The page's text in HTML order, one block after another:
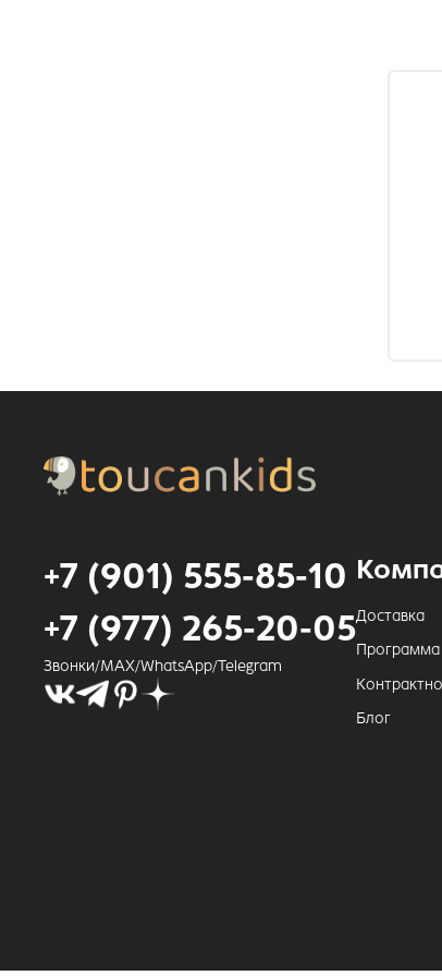
+7 (901) 555-85-10
+7 (977) 265-20-05
Звонки/MAX/WhatsApp/Telegram
Доставка
Программа
Блог